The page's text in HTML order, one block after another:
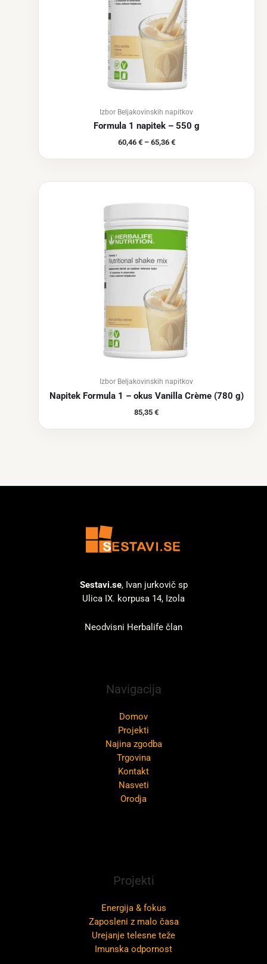
Izbor Beljakovinskih napitkov
Formula 1 napitek – 550 g
60,46 € – 65,36 €
Izbor Beljakovinskih napitkov
Napitek Formula 1 – okus Vanilla Crème (780 g)
85,35€
Sestavi.se, Ivan jurkovič sp
Ulica IX. korpusa 14, Izola
Neodvisni Herbalife član
Navigacija
Domov
Projekti
Najina zgodba
Trgovina
Kontakt
Nasveti
Orodja
Projekti
Energija & fokus
Zaposleni z malo časa
Urejanje telesne teže
Imunska odpornost